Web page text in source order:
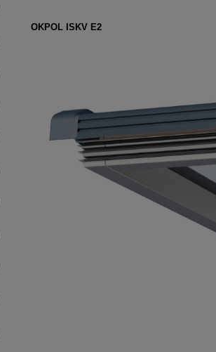
OKPOL ISKV E2